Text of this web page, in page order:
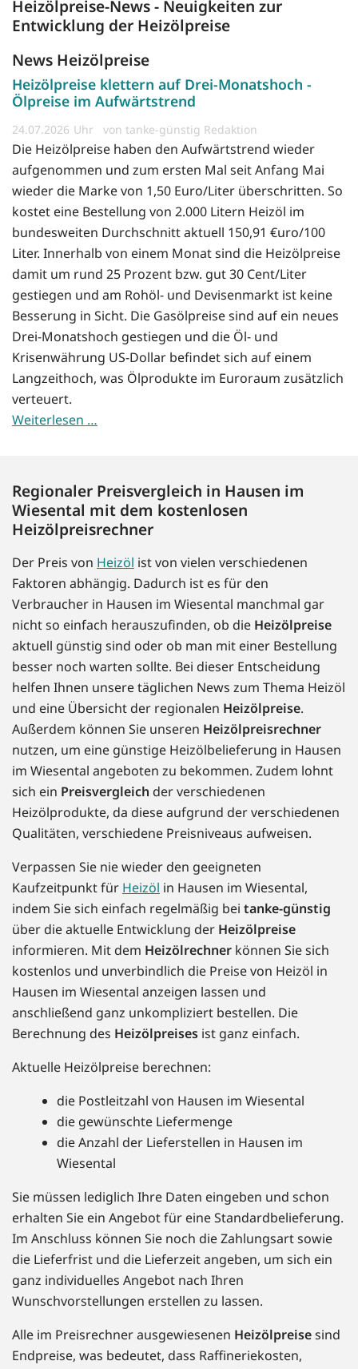
Heizölpreise-News - Neuigkeiten zur
Entwicklung der Heizölpreise
News Heizölpreise
Heizölpreise klettern auf Drei-Monatshoch -
Ölpreise im Aufwärtstrend
24.07.2026 von tanke-günstig Redaktion
Die Heizölpreise haben den Aufwärtstrend wieder
aufgenommen und zum ersten Mal seit Anfang Mai
wieder die Marke von 1,50 Euro/Liter überschritten. So
kostet eine Bestellung von 2.000 Litern Heizöl im
bundesweiten Durchschnitt aktuell 150,91 €uro/100
Liter. Innerhalb von einem Monat sind die Heizölpreise
damit um rund 25 Prozent bzw. gut 30 Cent/Liter
gestiegen und am Rohöl- und Devisenmarkt ist keine
Besserung in Sicht. Die Gasölpreise sind auf ein neues
Drei-Monatshoch gestiegen und die Öl- und
Krisenwährung US-Dollar befindet sich auf einem
Langzeithoch, was Ölprodukte im Euroraum zusätzlich
verteuert.
Weiterlesen …
Regionaler Preisvergleich in Hausen im
Wiesental mit dem kostenlosen
Heizölpreisrechner
Der Preis von Heizöl ist von vielen verschiedenen
Faktoren abhängig. Dadurch ist es für den
Verbraucher in Hausen im Wiesental manchmal gar
nicht so einfach herauszufinden, ob die Heizölpreise
aktuell günstig sind oder ob man mit einer Bestellung
besser noch warten sollte. Bei dieser Entscheidung
helfen Ihnen unsere täglichen News zum Thema Heizöl
und eine Übersicht der regionalen Heizölpreise.
Außerdem können Sie unseren Heizölpreisrechner
nutzen, um eine günstige Heizölbelieferung in Hausen
im Wiesental angeboten zu bekommen. Zudem lohnt
sich ein Preisvergleich der verschiedenen
Heizölprodukte, da diese aufgrund der verschiedenen
Qualitäten, verschiedene Preisniveaus aufweisen.
Verpassen Sie nie wieder den geeigneten
Kaufzeitpunkt für Heizöl in Hausen im Wiesental,
indem Sie sich einfach regelmäßig bei tanke-günstig
über die aktuelle Entwicklung der Heizölpreise
informieren. Mit dem Heizölrechner können Sie sich
kostenlos und unverbindlich die Preise von Heizöl in
Hausen im Wiesental anzeigen lassen und
anschließend ganz unkompliziert bestellen. Die
Berechnung des Heizölpreises ist ganz einfach.
Aktuelle Heizölpreise berechnen:
die Postleitzahl von Hausen im Wiesental
die gewünschte Liefermenge
die Anzahl der Lieferstellen in Hausen im
Wiesental
Sie müssen lediglich Ihre Daten eingeben und schon
erhalten Sie ein Angebot für eine Standardbelieferung.
Im Anschluss können Sie noch die Zahlungsart sowie
die Lieferfrist und die Lieferzeit angeben, um sich ein
ganz individuelles Angebot nach Ihren
Wunschvorstellungen erstellen zu lassen.
Alle im Preisrechner ausgewiesenen Heizölpreisesind
Endpreise, was bedeutet, dass Raffineriekosten,